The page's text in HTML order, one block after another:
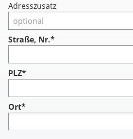
Adresszusatz
Straße, Nr.*
PLZ*
Ort*